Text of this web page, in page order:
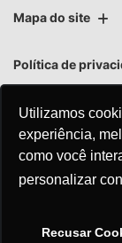
Utilizamos
experiência,
como você
personalizar
Recusar
Mapa do site
Política de
No
Para otimizar sua
política de cookies e